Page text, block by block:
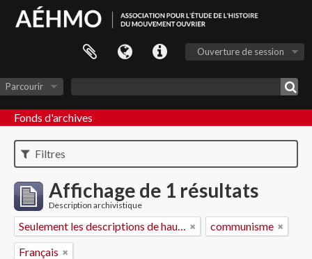
Ouverture de session
Parcourir
Fonds d'archives
Filtres
Affichage de 1 résultats
Description archivistique
Seulement les descriptions de haut niveau
communisme
Français